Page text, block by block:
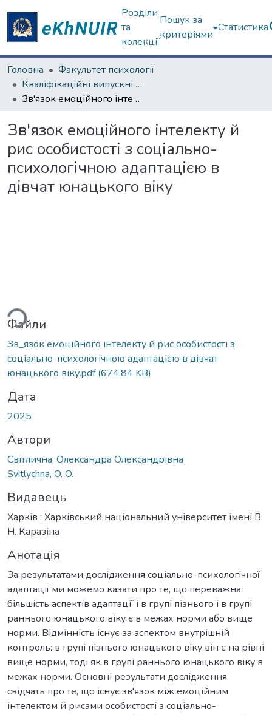
Розділи
та
колекції
Пошук за
критеріями
Статистика
Головна
Факультет психології
Кваліфікаційні випускні роботи бакалаврів. Факультет психології
Зв'язок емоційного інтелекту й рис особистості з соціально-психологічною адаптацією в дівчат юнацького віку
Зв'язок емоційного інтелекту й
рис особистості з соціально-
психологічною адаптацією в
дівчат юнацького віку
Файли
Зв_язок емоційного інтелекту й рис особистості з
соціально-психологічною адаптацією в дівчат
юнацького віку.pdf(674,84 KB)
Дата
2025
Автори
Світлична, Олександра Олександрівна
Svitlychna, O. O.
Видавець
Харків : Харківський національний університет імені В.
Н. Каразіна
Анотація
За результатами дослідження соціально-психологічної
адаптації ми можемо казати про те, що переважна
більшість аспектів адаптації і в групі пізнього і в групі
раннього юнацького віку є в межах норми або вище
норми. Відмінність існує за аспектом внутрішній
контроль: в групі пізнього юнацького віку він є на рівні
вище норми, тоді як в групі раннього юнацького віку в
межах норми. Основні результати дослідження
свідчать про те, що існує зв'язок між емоційним
інтелектом й рисами особистості з соціально-